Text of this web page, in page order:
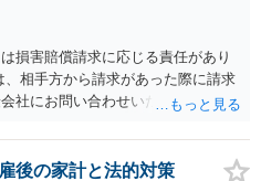
損害賠償請求に応じる責任があり
相手方から請求があった際に請求
社にお問い合わせいただく必要が
後の家計と法的対策